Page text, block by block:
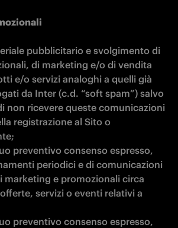
pubblicitario e svolgimento di
di marketing e/o di vendita
e/o servizi analoghi a quelli già
da Inter (c.d. “soft spam”) salvo
non ricevere queste comunicazioni
registrazione al Sito o
preventivo consenso espresso,
periodici e di comunicazioni
marketing e promozionali circa
servizi o eventi relativi a
preventivo consenso espresso,